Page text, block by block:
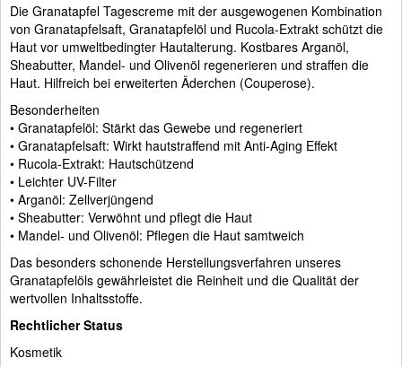
Die Granatapfel Tagescreme mit der ausgewogenen Kombination
von Granatapfelsaft, Granatapfelöl und Rucola-Extrakt schützt die
Haut vor umweltbedingter Hautalterung. Kostbares Arganöl,
Sheabutter, Mandel- und Olivenöl regenerieren und straffen die
Haut. Hilfreich bei erweiterten Äderchen (Couperose).
Besonderheiten
• Granatapfelöl: Stärkt das Gewebe und regeneriert
• Granatapfelsaft: Wirkt hautstraffend mit Anti-Aging Effekt
• Rucola-Extrakt: Hautschützend
• Leichter UV-Filter
• Arganöl: Zellverjüngend
• Sheabutter: Verwöhnt und pflegt die Haut
• Mandel- und Olivenöl: Pflegen die Haut samtweich
Das besonders schonende Herstellungsverfahren unseres
Granatapfelöls gewährleistet die Reinheit und die Qualität der
wertvollen Inhaltsstoffe.
Rechtlicher Status
Kosmetik